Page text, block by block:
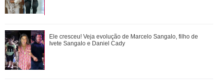
Em parceria com Sandy, Laura Pausini lança versão em
português de Quando Chove
Ele cresceu! Veja evolução de Marcelo Sangalo, filho de
Ivete Sangalo e Daniel Cady